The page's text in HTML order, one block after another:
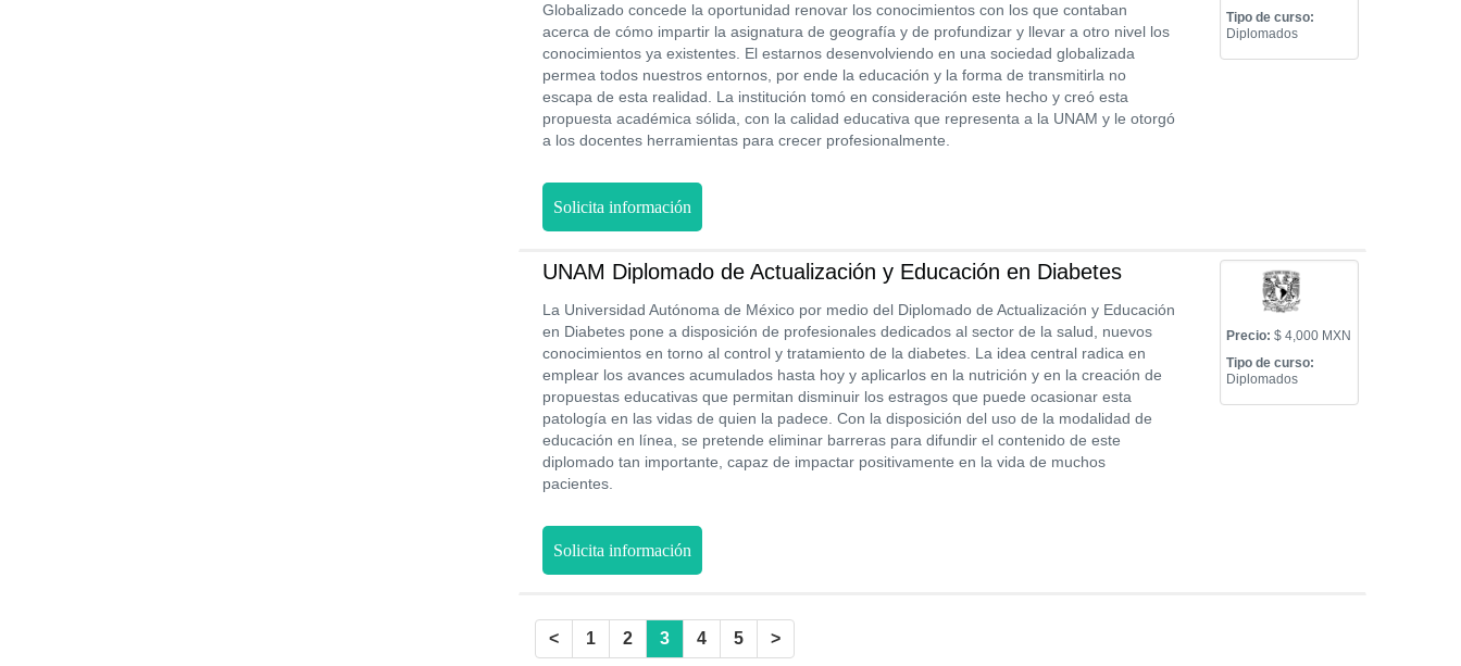
Globalizado concede la oportunidad renovar los conocimientos con los que contaban
acerca de cómo impartir la asignatura de geografía y de profundizar y llevar a otro nivel los
conocimientos ya existentes. El estarnos desenvolviendo en una sociedad globalizada
permea todos nuestros entornos, por ende la educación y la forma de transmitirla no
escapa de esta realidad. La institución tomó en consideración este hecho y creó esta
propuesta académica sólida, con la calidad educativa que representa a la UNAM y le otorgó
a los docentes herramientas para crecer profesionalmente.
Tipo de curso:
Diplomados
Solicita información
UNAM Diplomado de Actualización y Educación en Diabetes
La Universidad Autónoma de México por medio del Diplomado de Actualización y Educación
en Diabetes pone a disposición de profesionales dedicados al sector de la salud, nuevos
conocimientos en torno al control y tratamiento de la diabetes. La idea central radica en
emplear los avances acumulados hasta hoy y aplicarlos en la nutrición y en la creación de
propuestas educativas que permitan disminuir los estragos que puede ocasionar esta
patología en las vidas de quien la padece. Con la disposición del uso de la modalidad de
educación en línea, se pretende eliminar barreras para difundir el contenido de este
diplomado tan importante, capaz de impactar positivamente en la vida de muchos
pacientes.
Precio: $ 4,000 MXN
Tipo de curso:
Diplomados
Solicita información
< 1 2 3 4 5 >